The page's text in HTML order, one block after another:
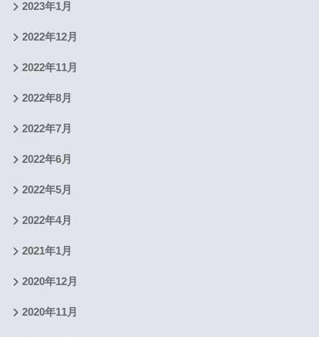
2023年1月
2022年12月
2022年11月
2022年8月
2022年7月
2022年6月
2022年5月
2022年4月
2021年1月
2020年12月
2020年11月